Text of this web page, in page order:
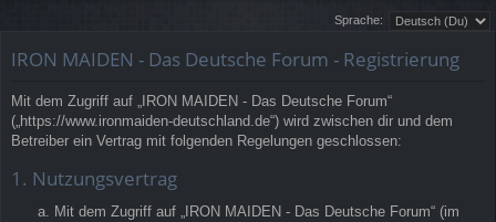
ug
rif
f
el
de
rie
Sprache:
IRON MAIDEN - Das Deutsche Forum - Registrierung
Mit dem Zugriff auf „IRON MAIDEN - Das Deutsche Forum“
(„https://www.ironmaiden-deutschland.de“) wird zwischen dir und dem
Betreiber ein Vertrag mit folgenden Regelungen geschlossen:
1. Nutzungsvertrag
Mit dem Zugriff auf „IRON MAIDEN - Das Deutsche Forum“ (im